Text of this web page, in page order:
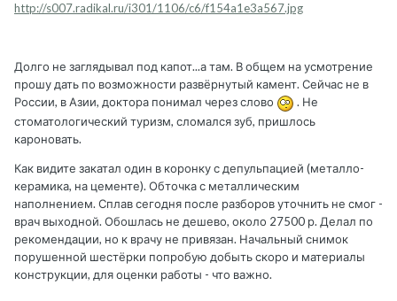
http://s007.radikal.ru/i301/1106/c6/f154a1e3a567.jpg
Долго не заглядывал под капот...а там. В общем на усмотрение
прошу дать по возможности развёрнутый камент. Сейчас не в
России, в Азии, доктора понимал через слово
. Не
стоматологический туризм, сломался зуб, пришлось
кароновать.
Как видите закатал один в коронку с депульпацией (металло-
керамика, на цементе). Обточка с металлическим
наполнением. Сплав сегодня после разборов уточнить не смог -
врач выходной. Обошлась не дешево, около 27500 р. Делал по
рекомендации, но к врачу не привязан. Начальный снимок
порушенной шестёрки попробую добыть скоро и материалы
конструкции, для оценки работы - что важно.